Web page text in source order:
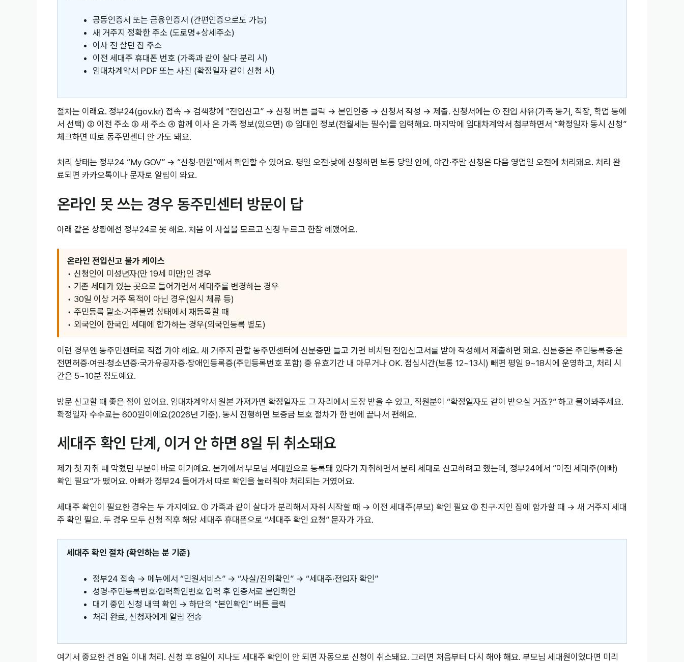
공동인증서 또는 금융인증서 (간편인증으로도 가능)
새 거주지 정확한 주소 (도로명+상세주소)
이사 전 살던 집 주소
이전 세대주 휴대폰 번호 (가족과 같이 살다 분리 시)
임대차계약서 PDF 또는 사진 (확정일자 같이 신청 시)
절차는 이래요. 정부24(gov.kr) 접속 → 검색창에 “전입신고” → 신청 버튼 클릭 → 본인인증 → 신청서 작성 → 제출. 신청서에는 ① 전입 사유(가족 동거, 직장, 학업 등에
서 선택) ② 이전 주소 ③ 새 주소 ④ 함께 이사 온 가족 정보(있으면) ⑤ 임대인 정보(전월세는 필수)를 입력해요. 마지막에 임대차계약서 첨부하면서 “확정일자 동시 신청”
체크하면 따로 동주민센터 안 가도 돼요.
처리 상태는 정부24 “My GOV” → “신청·민원”에서 확인할 수 있어요. 평일 오전·낮에 신청하면 보통 당일 안에, 야간·주말 신청은 다음 영업일 오전에 처리돼요. 처리 완
료되면 카카오톡이나 문자로 알림이 와요.
온라인 못 쓰는 경우 동주민센터 방문이 답
아래 같은 상황에선 정부24로 못 해요. 처음 이 사실을 모르고 신청 누르고 한참 헤맸어요.
온라인 전입신고 불가 케이스
• 신청인이 미성년자(만 19세 미만)인 경우
• 기존 세대가 있는 곳으로 들어가면서 세대주를 변경하는 경우
• 30일 이상 거주 목적이 아닌 경우(일시 체류 등)
• 주민등록 말소·거주불명 상태에서 재등록할 때
• 외국인이 한국인 세대에 합가하는 경우(외국인등록 별도)
이런 경우엔 동주민센터로 직접 가야 해요. 새 거주지 관할 동주민센터에 신분증만 들고 가면 비치된 전입신고서를 받아 작성해서 제출하면 돼요. 신분증은 주민등록증·운
전면허증·여권·청소년증·국가유공자증·장애인등록증(주민등록번호 포함) 중 유효기간 내 아무거나 OK. 점심시간(보통 12~13시) 빼면 평일 9~18시에 운영하고, 처리 시
간은 5~10분 정도예요.
방문 신고할 때 좋은 점이 있어요. 임대차계약서 원본 가져가면 확정일자도 그 자리에서 도장 받을 수 있고, 직원분이 “확정일자도 같이 받으실 거죠?” 하고 물어봐주세요.
확정일자 수수료는 600원이에요(2026년 기준). 동시 진행하면 보증금 보호 절차가 한 번에 끝나서 편해요.
세대주 확인 단계, 이거 안 하면 8일 뒤 취소돼요
제가 첫 자취 때 막혔던 부분이 바로 이거예요. 본가에서 부모님 세대원으로 등록돼 있다가 자취하면서 분리 세대로 신고하려고 했는데, 정부24에서 “이전 세대주(아빠)
확인 필요”가 떴어요. 아빠가 정부24 들어가서 따로 확인을 눌러줘야 처리되는 거였어요.
세대주 확인이 필요한 경우는 두 가지예요. ① 가족과 같이 살다가 분리해서 자취 시작할 때 → 이전 세대주(부모) 확인 필요 ② 친구·지인 집에 합가할 때 → 새 거주지 세대
주 확인 필요. 두 경우 모두 신청 직후 해당 세대주 휴대폰으로 “세대주 확인 요청” 문자가 가요.
세대주 확인 절차 (확인하는 분 기준)
정부24 접속 → 메뉴에서 “민원서비스” → “사실/진위확인” → “세대주·전입자 확인”
성명·주민등록번호·입력확인번호 입력 후 인증서로 본인확인
대기 중인 신청 내역 확인 → 하단의 “본인확인” 버튼 클릭
처리 완료, 신청자에게 알림 전송
여기서 중요한 건 8일 이내 처리. 신청 후 8일이 지나도 세대주 확인이 안 되면 자동으로 신청이 취소돼요. 그러면 처음부터 다시 해야 해요. 부모님 세대원이었다면 미리